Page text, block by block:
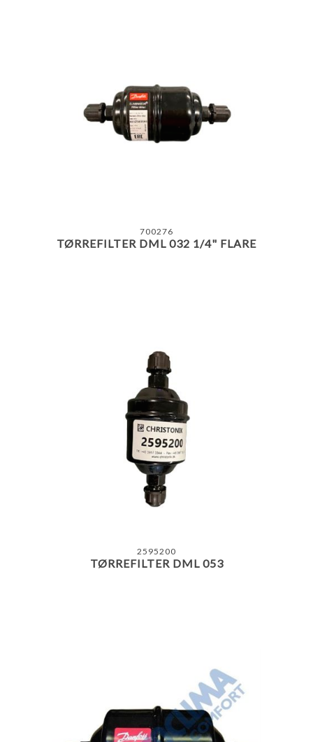
700276
TØRREFILTER DML 032 1/4" FLARE
2595200
TØRREFILTER DML 053